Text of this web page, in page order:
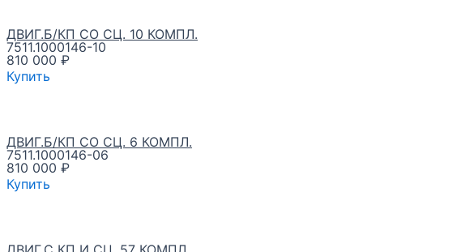
ДВИГ.Б/КП СО СЦ. 10 КОМПЛ.
7511.1000146-10
810 000 ₽
Купить
ДВИГ.Б/КП СО СЦ. 6 КОМПЛ.
7511.1000146-06
810 000 ₽
Купить